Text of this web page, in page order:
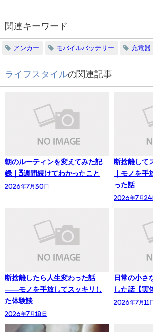
関連キーワード
アンカー モバイルバッテリー 充電器
ライフスタイルの関連記事
朝のルーティンを変えてみた記
録｜3週間続けてわかったこと
2026年7月30日
断捨離して
｜モノを手
った話
2026年7月24
断捨離したら人生変わった話
——モノを手放してスッキリし
た体験談
2026年7月18日
日常の小さ
した話【実
2026年7月11日